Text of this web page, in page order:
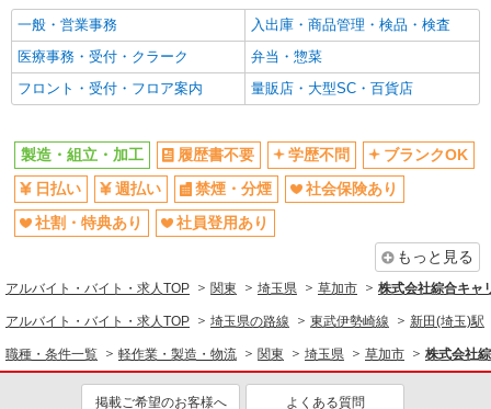
成形機オペレーター
時給1500円交通費全額支給
埼玉県草加市 ＊車・バイク通勤OK
派遣社員
パーソルフィールドスタッフ株式会社 千葉・埼玉コーディネートセ
ンター（埼玉）
ドレッシングや調味料の製造補助
時給1,400円 月収例：234,500円（21日就業
残業10時間） ★交通費規定支給
通勤OK ※無料駐車場あり
キープ 詳細を見る
ミドル（40代～）活躍中
高収入・高額
土日祝休み
平日のみ勤務OK
交通費支給
制服貸与
入社日応相談
同じ職種から求人を探す
軽作業・製造・物流
製造・組立・加工
日払い
社会保険あり
社員登用あり
未経験歓迎
ミドル（40代～）活躍中
土日祝休み
交通費支給
一般・営業事務
入出庫・商品管理・検品・検査
医療事務・受付・クラーク
弁当・惣菜
フロント・受付・フロア案内
量販店・大型SC・百貨店
製造・組立・加工 履歴書不要 学歴不問
ブランクOK
日払い
週払い 禁煙・分煙
社会保険あり
社割・特典あり
社員登用あり
もっと見る
アルバイト・バイト・求人TOP 関東 埼玉県 草加市 株式会社綜合キャ
アルバイト・バイト・求人TOP 埼玉県の路線 東武伊勢崎線 新田(埼玉)駅
職種・条件一覧 軽作業・製造・物流 関東 埼玉県 草加市 株式会社
掲載ご希望のお客様へ よくある質問